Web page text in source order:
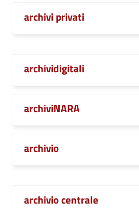
archivi privati
archividigitali
archiviNARA
archivio
archivio centrale